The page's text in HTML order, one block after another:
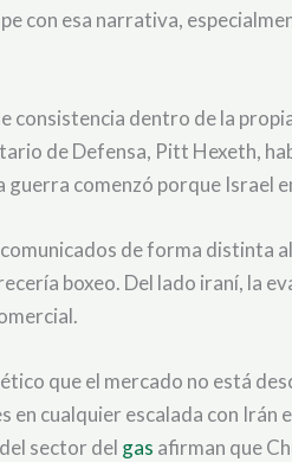
con esa narrativa,
consistencia dentro de la
de Defensa, Pitt Hexeth,
guerra comenzó porque Israel
de forma distinta
boxeo. Del lado iraní, la
que el mercado no está
en cualquier escalada con
sector del gas afirman que